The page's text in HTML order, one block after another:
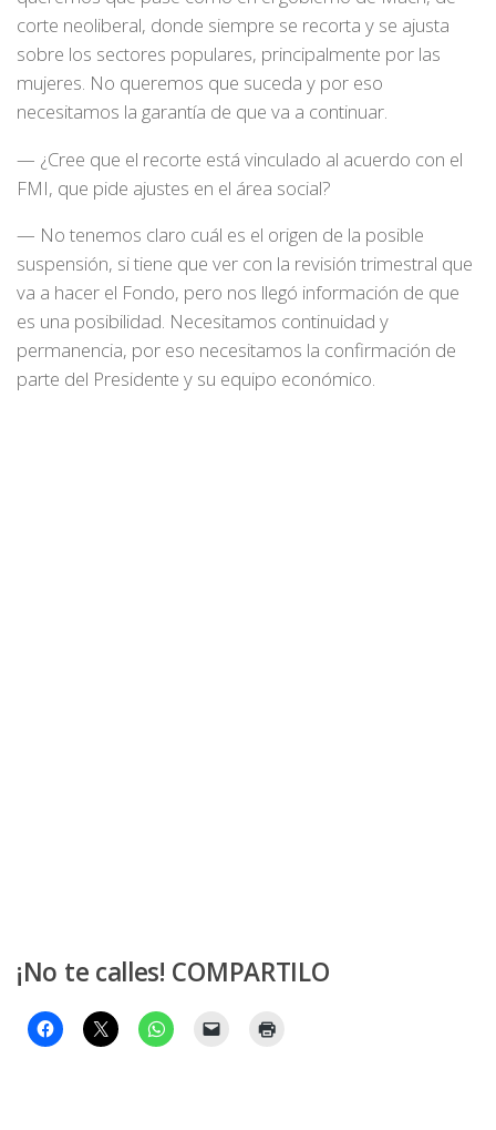
corte neoliberal, donde siempre se recorta y se ajusta
sobre los sectores populares, principalmente por las
mujeres. No queremos que suceda y por eso
necesitamos la garantía de que va a continuar.
— ¿Cree que el recorte está vinculado al acuerdo con el
FMI, que pide ajustes en el área social?
— No tenemos claro cuál es el origen de la posible
suspensión, si tiene que ver con la revisión trimestral que
va a hacer el Fondo, pero nos llegó información de que
es una posibilidad. Necesitamos continuidad y
permanencia, por eso necesitamos la confirmación de
parte del Presidente y su equipo económico.
¡No te calles! COMPARTILO